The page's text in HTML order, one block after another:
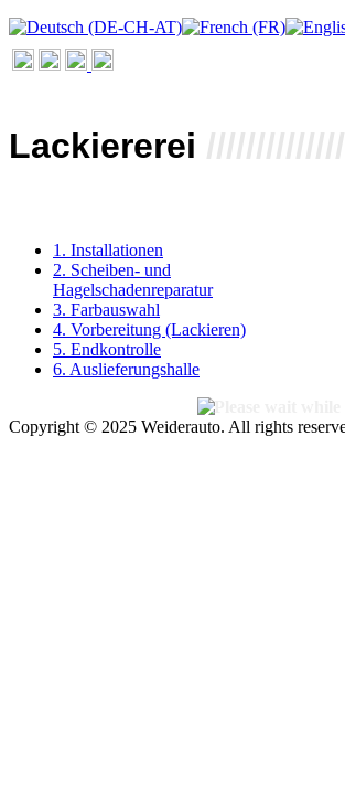
Lackiererei
1. Installationen
2. Scheiben- und
Hagelschadenreparatur
3. Farbauswahl
4. Vorbereitung (Lackieren)
5. Endkontrolle
6. Auslieferungshalle
Copyright © 2025 Weiderauto. All rights